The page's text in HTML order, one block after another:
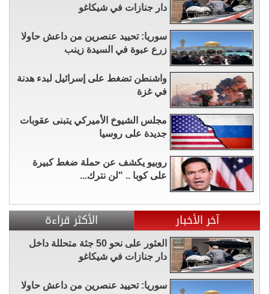
دار جنازات في شيكاغو
سوريا: تحييد عنصرين من داعش حاولا
زرع عبوة في السيدة زينب
واشنطن تضغط على إسرائيل لبدء هدنة
في غزة
مجلس الشيوخ الأميركي يتبنى عقوبات
جديدة على روسيا
روبيو يكشف عن حملة ضغط كبيرة
على كوبا .. "لن نترك...
آخر الأخبار الأكثر قراءة
العثور على نحو 50 جثة متحللة داخل
دار جنازات في شيكاغو
سوريا: تحييد عنصرين من داعش حاولا